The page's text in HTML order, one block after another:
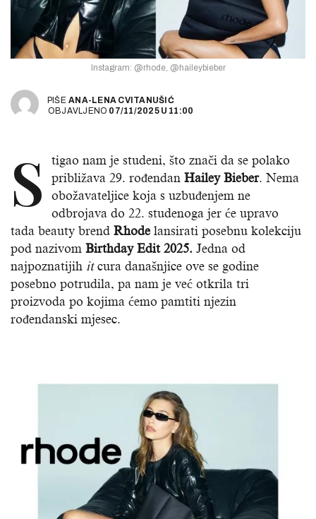
Instagram: @rhode, @haileybieber
PIŠEANA-LENA CVITANUŠIĆ
OBJAVLJENO 07/11/2025 U 11:00
S
tigao nam je studeni, što znači da se polako
približava 29. rođendan Hailey Bieber. Nema
obožavateljice koja s uzbuđenjem ne
odbrojava do 22. studenoga jer će upravo
tada beauty brend Rhodelansirati posebnu kolekciju
pod nazivom Birthday Edit 2025. Jedna od
najpoznatijih itcura današnjice ove se godine
posebno potrudila, pa nam je već otkrila tri
proizvoda po kojima ćemo pamtiti njezin
rođendanski mjesec.